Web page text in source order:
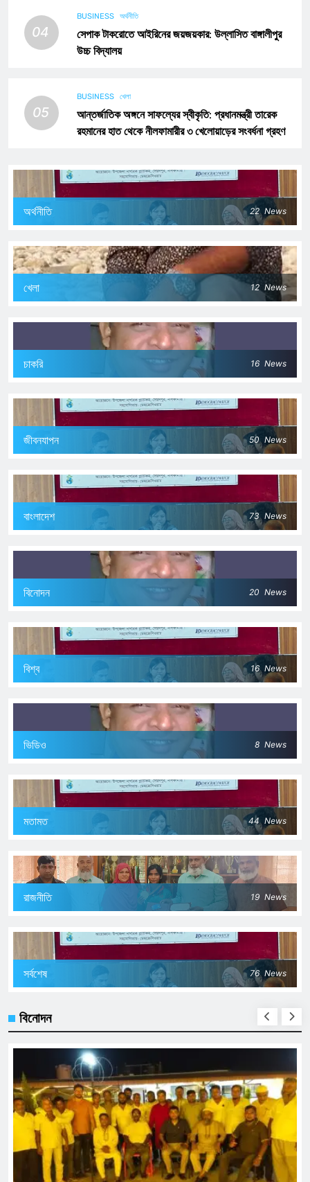
04
BUSINESS অর্থনীতি
সেপাক টাকরোতে আইরিনের জয়জয়কার: উল্লাসিত বাঙ্গালীপুর
উচ্চ বিদ্যালয়
05
BUSINESS খেলা
আন্তর্জাতিক অঙ্গনে সাফল্যের স্বীকৃতি: প্রধানমন্ত্রী তারেক
রহমানের হাত থেকে নীলফামারীর ৩ খেলোয়াড়ের সংবর্ধনা গ্রহণ
অর্থনীতি 22 News
খেলা 12 News
চাকরি 16 News
জীবনযাপন 50 News
বাংলাদেশ 73 News
বিনোদন 20 News
বিশ্ব 16 News
ভিডিও 8 News
মতামত 44 News
রাজনীতি 19 News
সর্বশেষ 76 News
বিনোদন